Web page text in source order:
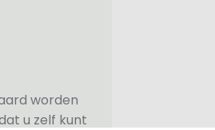
worden
u zelf kunt